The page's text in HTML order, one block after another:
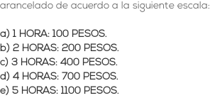
arancelado de acuerdo a la siguiente escala:
a) 1 HORA: 100 PESOS.
b) 2 HORAS: 200 PESOS.
c) 3 HORAS: 400 PESOS.
d) 4 HORAS: 700 PESOS.
e) 5 HORAS: 1100 PESOS.